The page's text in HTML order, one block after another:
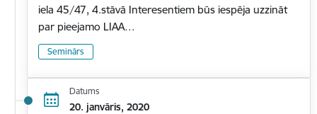
iela 45/47, 4.stāvā Interesentiem būs iespēja uzzināt
par pieejamo LIAA…
Seminārs
Datums
20. janvāris, 2020